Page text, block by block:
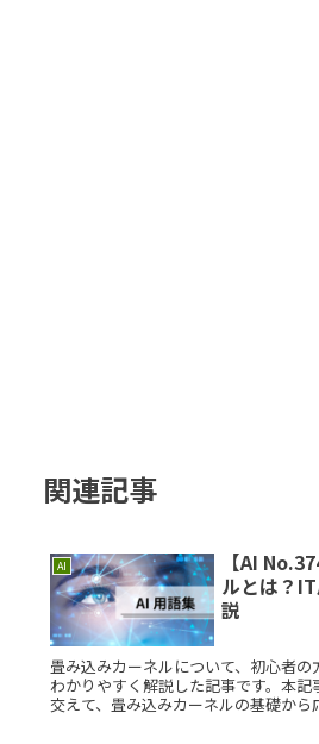
関連記事
AI
【AI
ルとは？
説
畳み込みカーネルについて、初心者の
わかりやすく解説した記事です。本
交えて、畳み込みカーネルの基礎か